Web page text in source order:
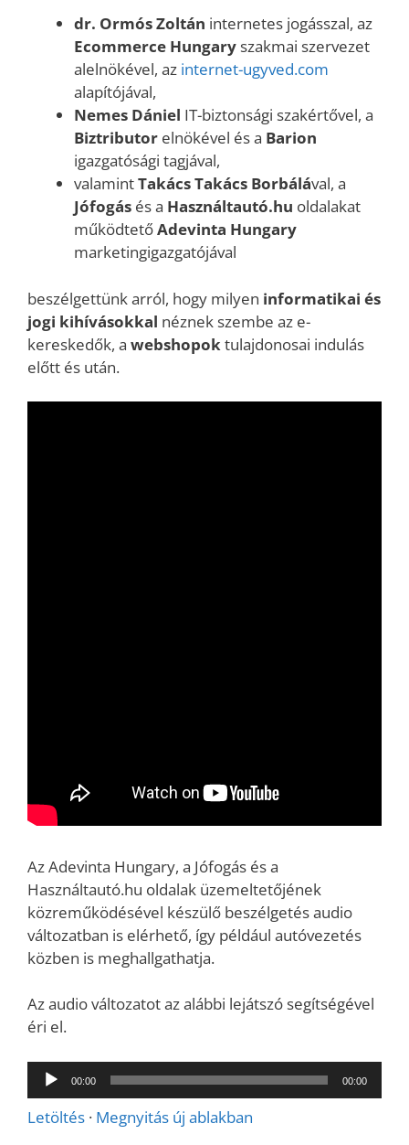
dr. Ormós Zoltán internetes jogásszal, az
Ecommerce Hungary szakmai szervezet
alelnökével, az internet-ugyved.com
alapítójával,
Nemes Dániel IT-biztonsági szakértővel, a
Biztributor elnökével és a Barion
igazgatósági tagjával,
valamintTakács Takács Borbálával, a
Jófogás és a Használtautó.hu oldalakat
működtetőAdevinta Hungary
marketingigazgatójával
beszélgettünk arról, hogy milyen informatikai és
jogi kihívásokkal néznek szembe az e-
kereskedők, a webshopok tulajdonosai indulás
előtt és után.
Az Adevinta Hungary, a Jófogás és a
Használtautó.hu oldalak üzemeltetőjének
közreműködésével készülő beszélgetés audio
változatban is elérhető, így például autóvezetés
közben is meghallgathatja.
Az audio változatot az alábbi lejátszó segítségével
éri el.
Audió
lejátszó
00:00 00:00
Letöltés · Megnyitás új ablakban